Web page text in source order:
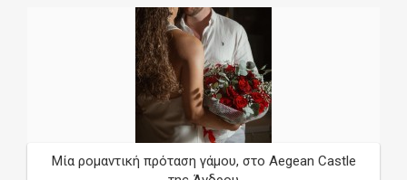
Μία ρομαντική πρόταση γάμου, στο Aegean Castle